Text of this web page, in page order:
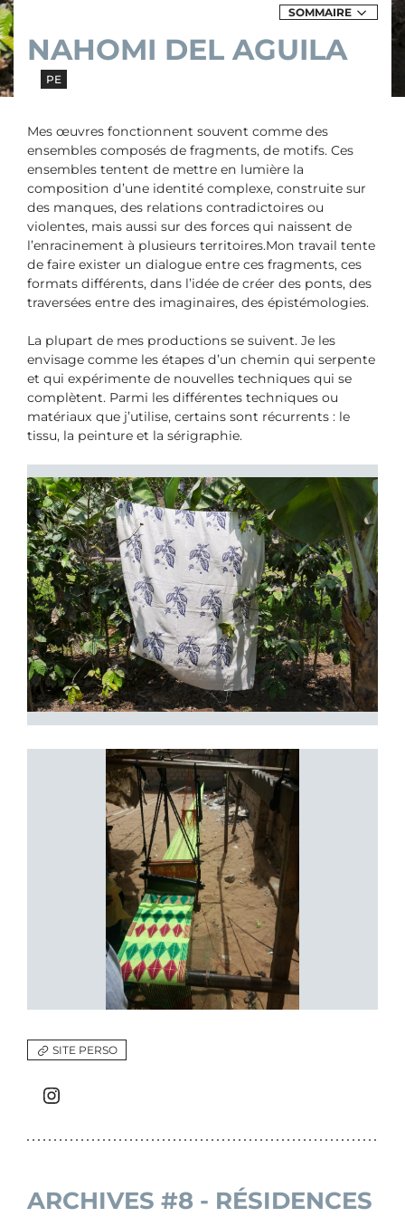
SOMMAIRE
DES
ÉVÈNEMENTS
NAHOMI DEL AGUILA
PE
Mes œuvres fonctionnent souvent comme des
ensembles composés de fragments, de motifs. Ces
ensembles tentent de mettre en lumière la
composition d’une identité complexe, construite sur
des manques, des relations contradictoires ou
violentes, mais aussi sur des forces qui naissent de
l’enracinement à plusieurs territoires.Mon travail tente
de faire exister un dialogue entre ces fragments, ces
formats différents, dans l’idée de créer des ponts, des
traversées entre des imaginaires, des épistémologies.
La plupart de mes productions se suivent. Je les
envisage comme les étapes d’un chemin qui serpente
et qui expérimente de nouvelles techniques qui se
complètent. Parmi les différentes techniques ou
matériaux que j’utilise, certains sont récurrents : le
tissu, la peinture et la sérigraphie.
SITE PERSO
Instagram
ARCHIVES #8 - RÉSIDENCES